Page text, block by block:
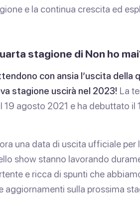
e la continua crescita ed
stagione di Non ho
con ansia l’uscita della
stagione uscirà nel 2023! La
19 agosto 2021 e ha debuttato
una data di uscita ufficiale
show stanno lavorando
e ricca di spunti che
aggiornamenti sulla prossima